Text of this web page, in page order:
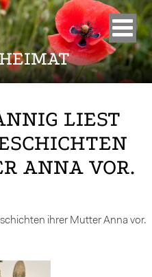

LIEST
ANNA VOR.
ihrer Mutter Anna vor.